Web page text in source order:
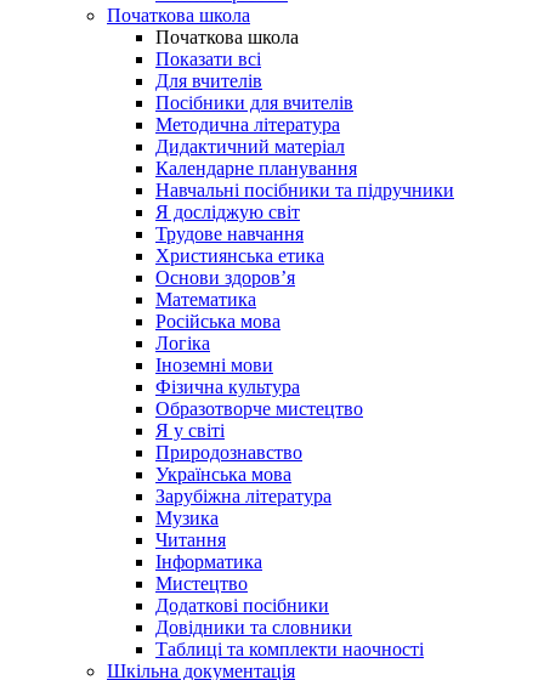
Початкова школа
Початкова школа
Показати всі
Для вчителів
Посібники для вчителів
Методична література
Дидактичний матеріал
Календарне планування
Навчальні посібники та підручники
Я досліджую світ
Трудове навчання
Християнська етика
Основи здоров’я
Математика
Російська мова
Логіка
Іноземні мови
Фізична культура
Образотворче мистецтво
Я у світі
Природознавство
Українська мова
Зарубіжна література
Музика
Читання
Інформатика
Мистецтво
Додаткові посібники
Довідники та словники
Таблиці та комплекти наочності
Шкільна документація